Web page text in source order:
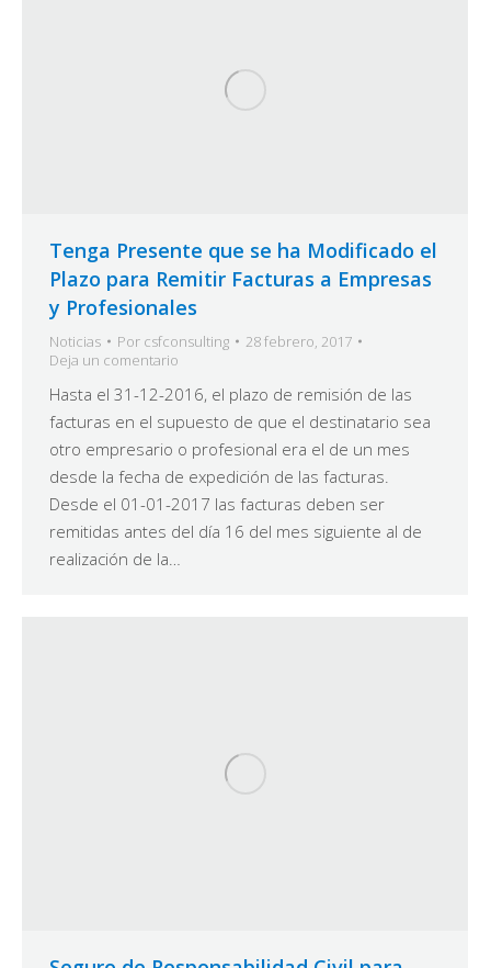
Tenga Presente que se ha Modificado el
Plazo para Remitir Facturas a Empresas
y Profesionales
Noticias Por csfconsulting
28 febrero, 2017
Deja un comentario
Hasta el 31-12-2016, el plazo de remisión de las
facturas en el supuesto de que el destinatario sea
otro empresario o profesional era el de un mes
desde la fecha de expedición de las facturas.
Desde el 01-01-2017 las facturas deben ser
remitidas antes del día 16 del mes siguiente al de
realización de la…